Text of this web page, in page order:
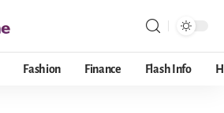
Fashion Finance Flash Info